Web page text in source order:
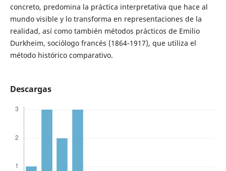
concreto, predomina la práctica interpretativa que hace al
mundo visible y lo transforma en representaciones de la
realidad, así como también métodos prácticos de Emilio
Durkheim, sociólogo francés (1864-1917), que utiliza el
método histórico comparativo.
Descargas